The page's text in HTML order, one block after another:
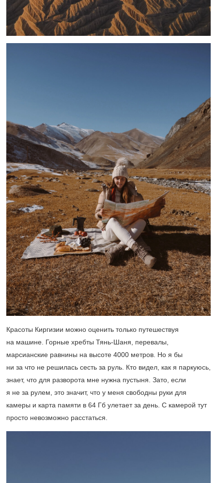
Красоты Киргизии можно оценить только путешествуя
на машине. Горные хребты Тянь-Шаня, перевалы,
марсианские равнины на высоте 4000 метров. Но я бы
ни за что не решилась сесть за руль. Кто видел, как я паркуюсь,
знает, что для разворота мне нужна пустыня. Зато, если
я не за рулем, это значит, что у меня свободны руки для
камеры и карта памяти в 64 Гб улетает за день. С камерой тут
просто невозможно расстаться.